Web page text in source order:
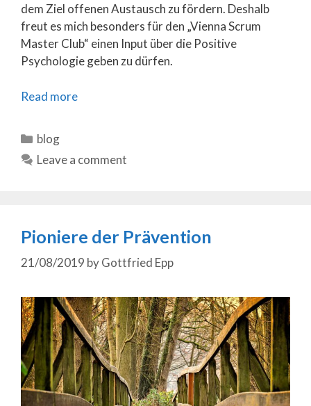
dem Ziel offenen Austausch zu fördern. Deshalb
freut es mich besonders für den „Vienna Scrum
Master Club“ einen Input über die Positive
Psychologie geben zu dürfen.
Read more
Categories
blog
Leave a comment
Pioniere der Prävention
21/08/2019 byGottfried Epp